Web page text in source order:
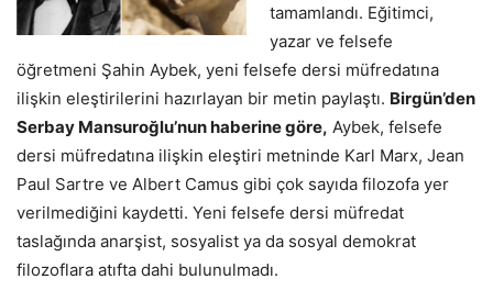
tamamlandı. Eğitimci,
yazar ve felsefe
öğretmeni Şahin Aybek, yeni felsefe dersi müfredatına
ilişkin eleştirilerini hazırlayan bir metin paylaştı. Birgün’den
Serbay Mansuroğlu’nun haberine göre, Aybek, felsefe
dersi müfredatına ilişkin eleştiri metninde Karl Marx, Jean
Paul Sartre ve Albert Camus gibi çok sayıda filozofa yer
verilmediğini kaydetti. Yeni felsefe dersi müfredat
taslağında anarşist, sosyalist ya da sosyal demokrat
filozoflara atıfta dahi bulunulmadı.